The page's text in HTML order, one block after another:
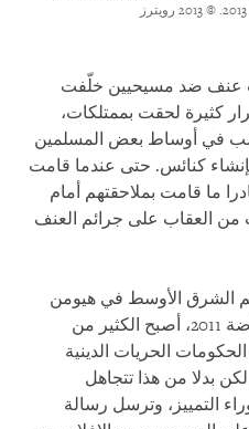
© 2013 رويترز
عنف ضد مسيحيين خلّفت
كثيرة لحقت بممتلكات،
في أوساط بعض المسلمين
كنائس. حتى عندما قامت
ما قامت بملاحقتهم أمام
من العقاب على جرائم العنف
الشرق الأوسط في هيومن
رايتس ووتش: "في أعقاب انتفاضة 2011، أصبح الكثير من
الحريات الدينية
بدلا من هذا تتجاهل
التمييز، وترسل رسالة